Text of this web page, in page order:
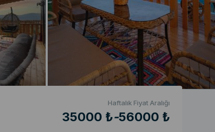
Haftalık Fiyat Aralığı
35000 ₺-56000 ₺